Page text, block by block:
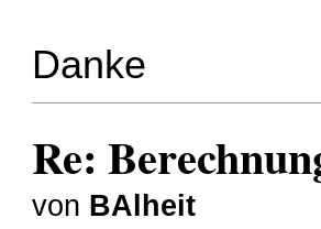
Danke
Re:
von BAlheit